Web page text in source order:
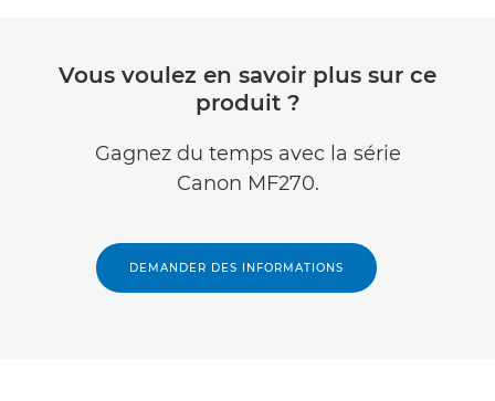
Vous voulez en savoir plus sur ce
produit ?
Gagnez du temps avec la série
Canon MF270.
DEMANDER DES INFORMATIONS